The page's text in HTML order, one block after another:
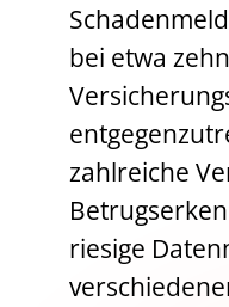
bei etwa
zahlreiche
riesige